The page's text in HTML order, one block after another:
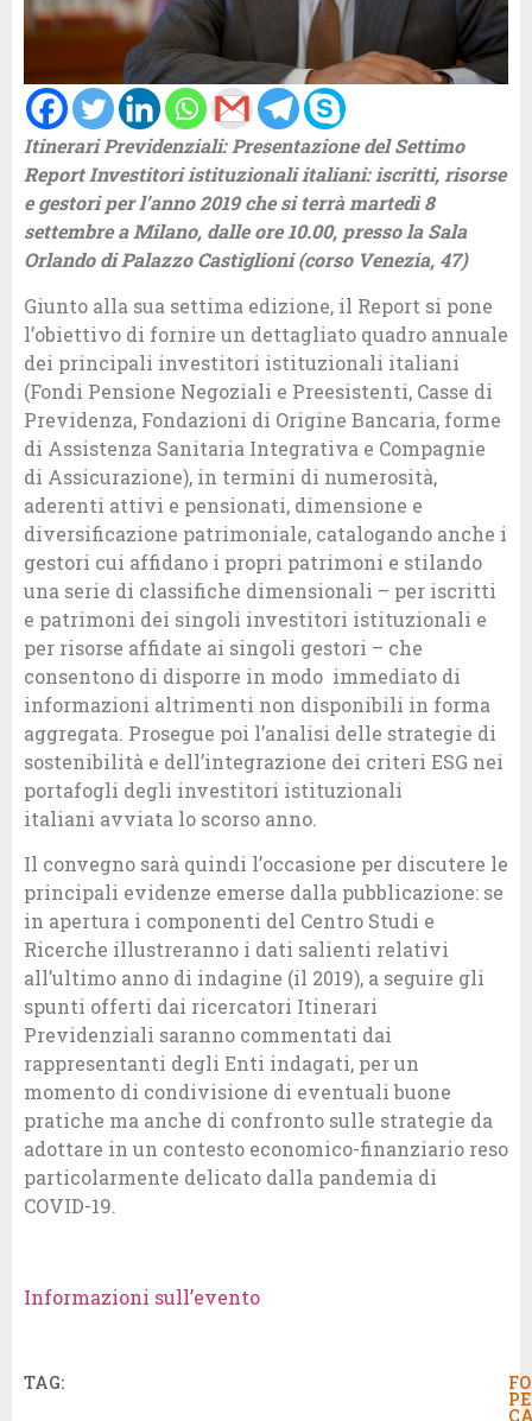
Itinerari Previdenziali: Presentazione del Settimo
Report Investitori istituzionali italiani: iscritti, risorse
e gestori per l’anno 2019 che si terrà martedì 8
settembre a Milano, dalle ore 10.00, presso la Sala
Orlando di Palazzo Castiglioni (corso Venezia, 47)
Giunto alla sua settima edizione, il Report si pone
l’obiettivo di fornire un dettagliato quadro annuale
dei principali investitori istituzionali italiani
(Fondi Pensione Negoziali e Preesistenti, Casse di
Previdenza, Fondazioni di Origine Bancaria, forme
di Assistenza Sanitaria Integrativa e Compagnie
di Assicurazione), in termini di numerosità,
aderenti attivi e pensionati, dimensione e
diversificazione patrimoniale, catalogando anche i
gestori cui affidano i propri patrimoni e stilando
una serie di classifiche dimensionali – per iscritti
e patrimoni dei singoli investitori istituzionali e
per risorse affidate ai singoli gestori – che
consentono di disporre in modo immediato di
informazioni altrimenti non disponibili in forma
aggregata. Prosegue poi l’analisi delle strategie di
sostenibilità e dell’integrazione dei criteri ESG nei
portafogli degli investitori istituzionali
italiani avviata lo scorso anno.
Il convegno sarà quindi l’occasione per discutere le
principali evidenze emerse dalla pubblicazione: se
in apertura i componenti del Centro Studi e
Ricerche illustreranno i dati salienti relativi
all’ultimo anno di indagine (il 2019), a seguire gli
spunti offerti dai ricercatori Itinerari
Previdenziali saranno commentati dai
rappresentanti degli Enti indagati, per un
momento di condivisione di eventuali buone
pratiche ma anche di confronto sulle strategie da
adottare in un contesto economico-finanziario reso
particolarmente delicato dalla pandemia di
COVID-19.
Informazioni sull’evento
TAG: